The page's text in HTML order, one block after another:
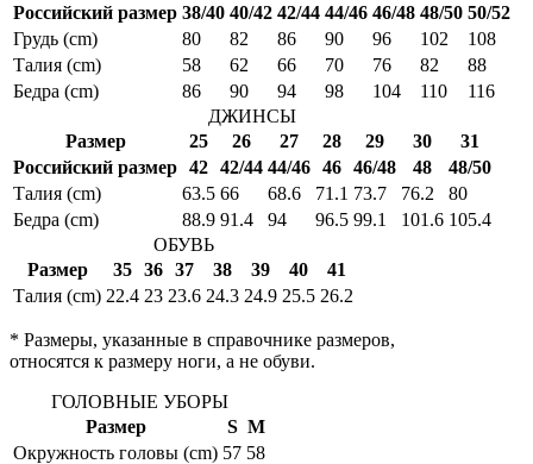
Российский размер 38/40 40/42 42/44 44/46 46/48 48/50 50/52
Грудь (cm)
80 82 86 90 96 102
108
Талия (cm)
58 62 66 70 76 82
88
Бедра (cm)
86 90 94 98 104 110
116
ДЖИНСЫ
Размер
25 26 27 28 29 30
31
Российский размер 42 42/44 44/46 46 46/48 48
48/50
Талия (cm)
63.5 66 68.6 71.1 73.7 76.2
80
Бедра (cm)
88.9 91.4 94 96.5 99.1 101.6 105.4
ОБУВЬ
Размер
35 36 37 38 39 40
41
Талия (cm) 22.4 23 23.6 24.3 24.9 25.5 26.2
* Размеры, указанные в справочнике размеров,
относятся к размеру ноги, а не обуви.
ГОЛОВНЫЕ УБОРЫ
Размер
S M
Окружность головы (cm) 57 58